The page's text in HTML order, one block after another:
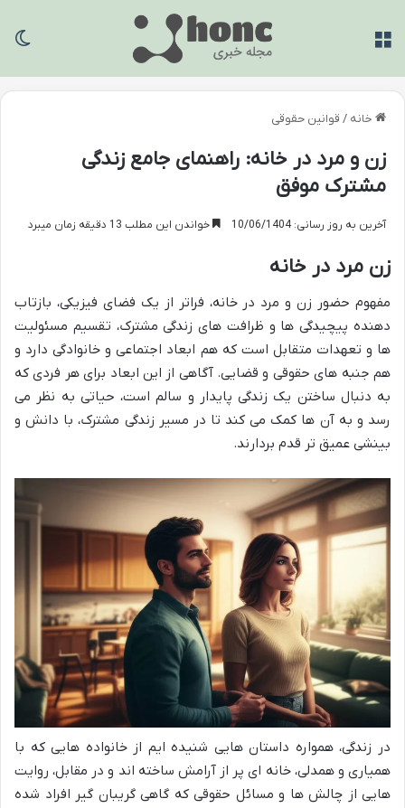
خانه / قوانین حقوقی
زن و مرد در خانه: راهنمای جامع زندگی
مشترک موفق
آخرین به روز رسانی: 10/06/1404 خواندن این مطلب 13 دقیقه زمان میبرد
زن مرد در خانه
مفهوم حضور زن و مرد در خانه، فراتر از یک فضای فیزیکی، بازتاب
دهنده پیچیدگی ها و ظرافت های زندگی مشترک، تقسیم مسئولیت
ها و تعهدات متقابل است که هم ابعاد اجتماعی و خانوادگی دارد و
هم جنبه های حقوقی و قضایی. آگاهی از این ابعاد برای هر فردی که
به دنبال ساختن یک زندگی پایدار و سالم است، حیاتی به نظر می
رسد و به آن ها کمک می کند تا در مسیر زندگی مشترک، با دانش و
بینشی عمیق تر قدم بردارند.
در زندگی، همواره داستان هایی شنیده ایم از خانواده هایی که با
همیاری و همدلی، خانه ای پر از آرامش ساخته اند و در مقابل، روایت
هایی از چالش ها و مسائل حقوقی که گاهی گریبان گیر افراد شده